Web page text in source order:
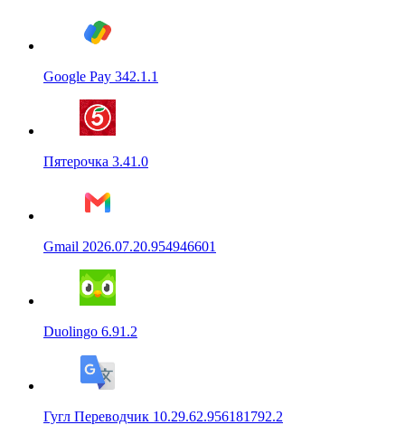
Google Pay 342.1.1
Пятерочка 3.41.0
Gmail 2026.07.20.954946601
Duolingo 6.91.2
Гугл Переводчик 10.29.62.956181792.2